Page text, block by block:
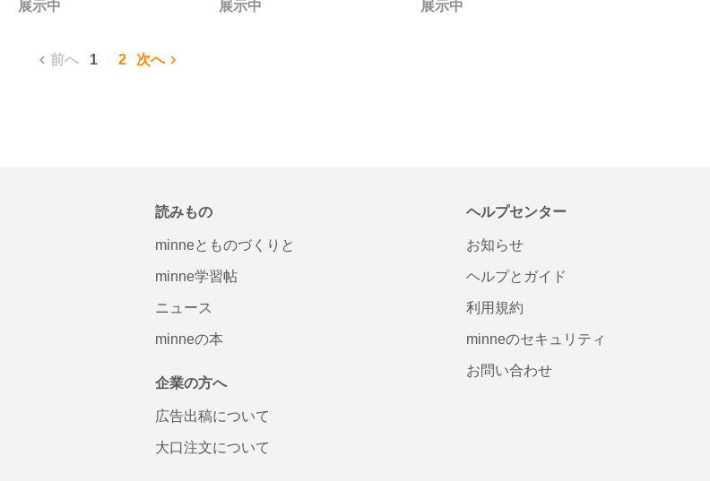
展示中 展示中 展示中
前へ 1 2 次へ
読みもの
minneとものづくりと
minne学習帖
ニュース
minneの本
企業の方へ
広告出稿について
大口注文について
ヘルプセンター
お知らせ
ヘルプとガイド
利用規約
minneのセキュリティ
お問い合わせ